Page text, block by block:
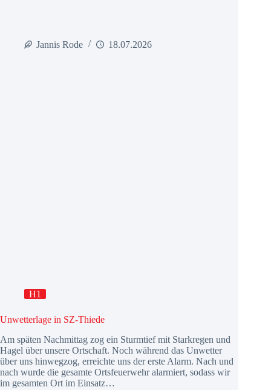
Jannis Rode 18.07.2026
H1
Unwetterlage in SZ-Thiede
Am späten Nachmittag zog ein Sturmtief mit Starkregen und
Hagel über unsere Ortschaft. Noch während das Unwetter
über uns hinwegzog, erreichte uns der erste Alarm. Nach und
nach wurde die gesamte Ortsfeuerwehr alarmiert, sodass wir
im gesamten Ort im Einsatz…